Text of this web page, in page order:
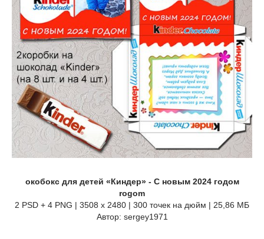
окобокс для детей «Киндер» - С новым 2024 годом
rogom
2 PSD + 4 PNG | 3508 x 2480 | 300 точек на дюйм | 25,86 МБ
Автор: sergey1971